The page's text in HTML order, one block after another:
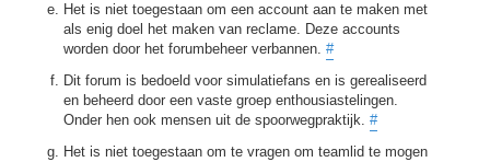
Het is niet toegestaan om een account aan te maken met
als enig doel het maken van reclame. Deze accounts
worden door het forumbeheer verbannen. #
Dit forum is bedoeld voor simulatiefans en is gerealiseerd
en beheerd door een vaste groep enthousiastelingen.
Onder hen ook mensen uit de spoorwegpraktijk. #
Het is niet toegestaan om te vragen om teamlid te mogen